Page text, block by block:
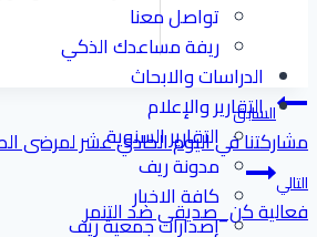
تواصل معنا
ريفة مساعدك الذكي
الدراسات والابحاث
التقارير والإعلام
التقارير السنوية
مدونة ريف
كافة الاخبار
إصدارات جمعية ريف
تصفّح
المقالات
السابق
مشاركتنا في اليوم الحادي عشر لمرضى
التالي
فعالية كن_صديقي ضد التنمر